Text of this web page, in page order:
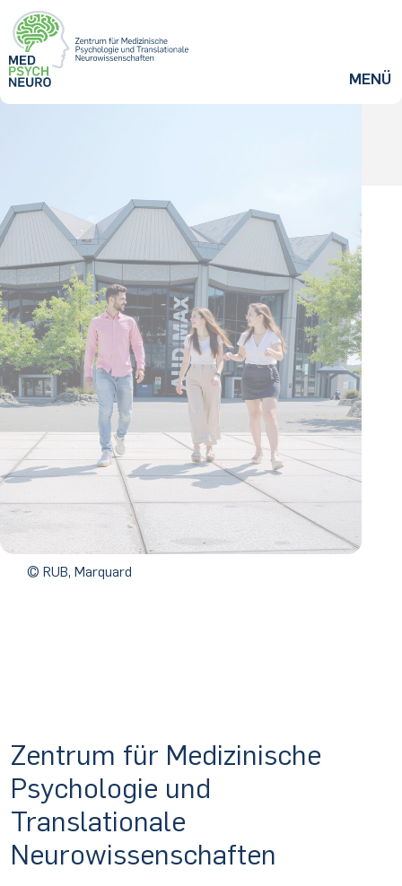
ZUM HAUPTINHALT SPRINGEN
MENÜ
© RUB, Marquard
Zentrum für Medizinische
Psychologie und
Translationale
Neurowissenschaften